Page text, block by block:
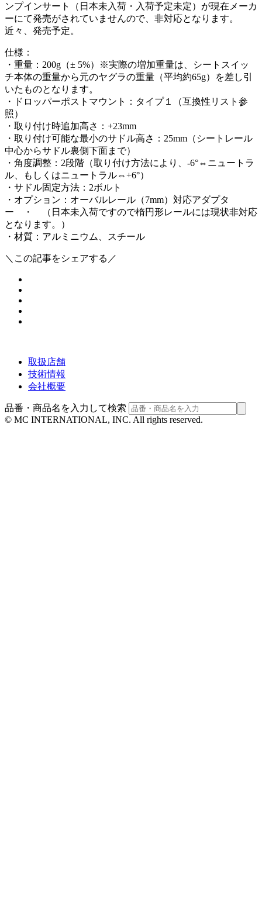
ンプインサート（日本未入荷・入荷予定未定）が現在メーカ
ーにて発売がされていませんので、非対応となります。
近々、発売予定。
仕様：
・重量：200g（± 5%）※実際の増加重量は、シートスイッ
チ本体の重量から元のヤグラの重量（平均約65g）を差し引
いたものとなります。
・ドロッパーポストマウント：タイプ１（互換性リスト参
照）
・取り付け時追加高さ：+23mm
・取り付け可能な最小のサドル高さ：25mm（シートレール
中心からサドル裏側下面まで）
・角度調整：2段階（取り付け方法により、-6°⇔ニュートラ
ル、もしくはニュートラル⇔+6°）
・サドル固定方法：2ボルト
・オプション：オーバルレール（7mm）対応アダプタ
ー ・ （日本未入荷ですので楕円形レールには現状非対応
となります。）
・材質：アルミニウム、スチール
＼この記事をシェアする／
取扱店舗
技術情報
会社概要
品番・商品名を入力して検索
© MC INTERNATIONAL, INC. All rights reserved.